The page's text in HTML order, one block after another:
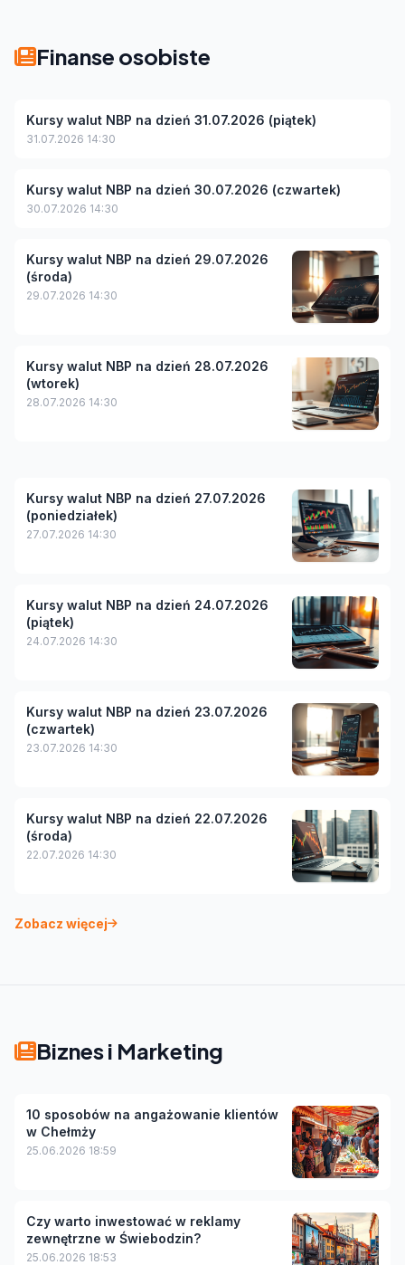
Finanse osobiste
Kursy walut NBP na dzień 31.07.2026 (piątek)
31.07.2026 14:30
Kursy walut NBP na dzień 30.07.2026 (czwartek)
30.07.2026 14:30
Kursy walut NBP na dzień 29.07.2026
(środa)
29.07.2026 14:30
Kursy walut NBP na dzień 28.07.2026
(wtorek)
28.07.2026 14:30
Kursy walut NBP na dzień 27.07.2026
(poniedziałek)
27.07.2026 14:30
Kursy walut NBP na dzień 24.07.2026
(piątek)
24.07.2026 14:30
Kursy walut NBP na dzień 23.07.2026
(czwartek)
23.07.2026 14:30
Kursy walut NBP na dzień 22.07.2026
(środa)
22.07.2026 14:30
Zobacz więcej
Biznes i Marketing
10 sposobów na angażowanie klientów
w Chełmży
25.06.2026 18:59
Czy warto inwestować w reklamy
zewnętrzne w Świebodzin?
25.06.2026 18:53